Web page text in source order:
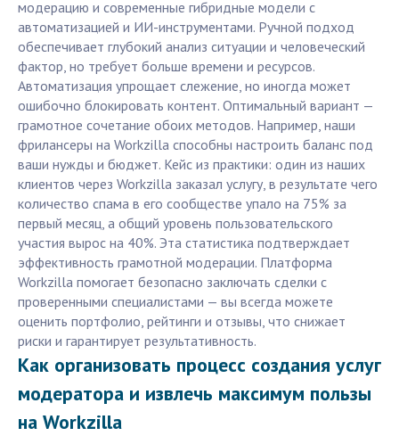
модерацию и современные гибридные модели с
автоматизацией и ИИ-инструментами. Ручной подход
обеспечивает глубокий анализ ситуации и человеческий
фактор, но требует больше времени и ресурсов.
Автоматизация упрощает слежение, но иногда может
ошибочно блокировать контент. Оптимальный вариант —
грамотное сочетание обоих методов. Например, наши
фрилансеры на Workzilla способны настроить баланс под
ваши нужды и бюджет. Кейс из практики: один из наших
клиентов через Workzilla заказал услугу, в результате чего
количество спама в его сообществе упало на 75% за
первый месяц, а общий уровень пользовательского
участия вырос на 40%. Эта статистика подтверждает
эффективность грамотной модерации. Платформа
Workzilla помогает безопасно заключать сделки с
проверенными специалистами — вы всегда можете
оценить портфолио, рейтинги и отзывы, что снижает
риски и гарантирует результативность.
Как организовать процесс создания услуг
модератора и извлечь максимум пользы
на Workzilla